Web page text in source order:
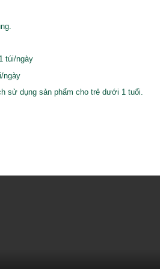
túi/ngày
ngày
sử dụng sản phẩm cho trẻ dưới 1 tuổi.